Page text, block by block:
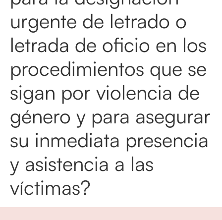
urgente de letrado o
letrada de oficio en los
procedimientos que se
sigan por violencia de
género y para asegurar
su inmediata presencia
y asistencia a las
víctimas?